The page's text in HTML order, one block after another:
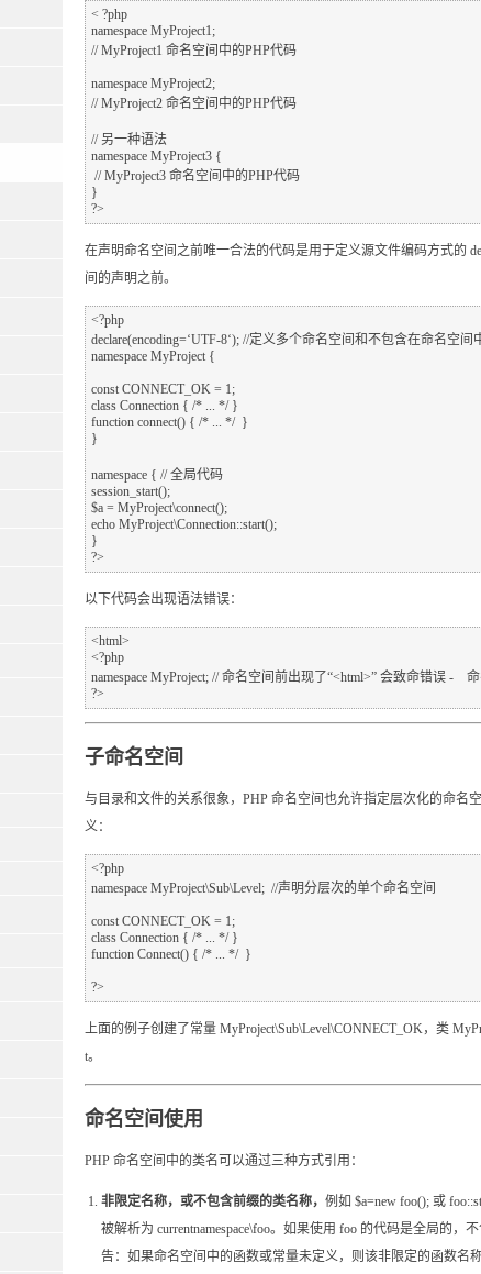
< ?php
namespace MyProject1;
// MyProject1 命名空间中的PHP代码
namespace MyProject2;
// MyProject2 命名空间中的PHP代码
// 另一种语法
namespace MyProject3 {
}
在声明命名空间之前唯一合法的代码是用于定义源文件编码方式的
间的声明之前。
<?php
declare(encoding=‘UTF-8‘); //定义多个命名空间和不包含在命名空间
namespace MyProject {
const CONNECT_OK = 1;
class Connection { /* ... */ }
function connect() { /* ... */  }
}
namespace { // 全局代码
session_start();
$a = MyProject\connect();
echo MyProject\Connection::start();
}
以下代码会出现语法错误：
<html>
<?php
namespace MyProject; // 命名空间前出现了“<html>” 会致命错误 -
子命名空间
与目录和文件的关系很象，PHP 命名空间也允许指定层次化的命名
义：
<?php
namespace MyProject\Sub\Level;  //声明分层次的单个命名空间
const CONNECT_OK = 1;
class Connection { /* ... */ }
function Connect() { /* ... */  }
上面的例子创建了常量 MyProject\Sub\Level\CONNECT_OK，类
t。
命名空间使用
PHP 命名空间中的类名可以通过三种方式引用：
非限定名称，或不包含前缀的类名称， 例如 $a=new foo(); 或
被解析为 currentnamespace\foo。如果使用 foo 的代码是全局的
告：如果命名空间中的函数或常量未定义，则该非限定的函数名